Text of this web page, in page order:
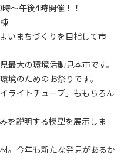
～午後4時開催！！
いまちづくりを目指して市
最大の環境活動見本市です。
境のためのお祭りです。
ライトチューブ」ももちろん
を説明する模型を展示しま
。今年も新たな発見があるか